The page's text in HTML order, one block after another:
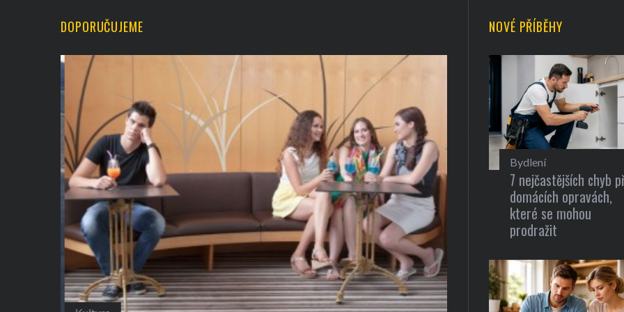
DOPORUČUJEME NOVÉ PŘÍBĚHY
Bydlení
7 nejčastějších chyb
domácích opravách,
které se mohou
prodražit